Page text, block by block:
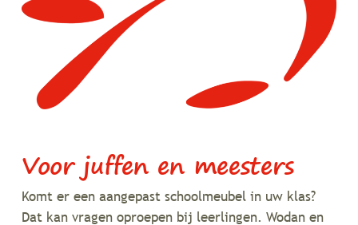
Voor juffen en meesters
Komt er een aangepast schoolmeubel in uw klas?
Dat kan vragen oproepen bij leerlingen. Wodan en